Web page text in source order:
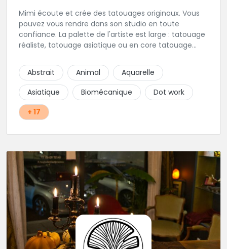
Mimi écoute et crée des tatouages originaux. Vous
pouvez vous rendre dans son studio en toute
confiance. La palette de l'artiste est large : tatouage
réaliste, tatouage asiatique ou en core tatouage
construire un projet qui vous ressemble.
Abstrait Animal
Aquarelle
Asiatique
Biomécanique
Dot work
+ 17